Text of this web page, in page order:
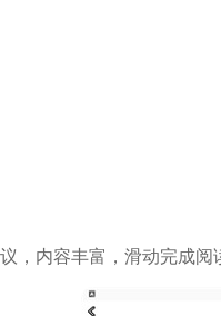
，内容丰富，滑动完成阅